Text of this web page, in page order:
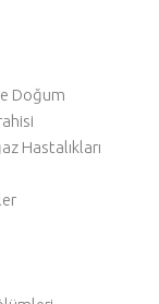
Doğum
Hastalıkları